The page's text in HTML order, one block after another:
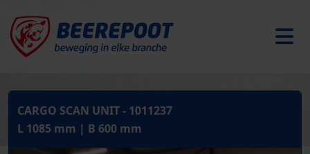
CARGO SCAN UNIT - 1011237
L 1085 mm | B 600 mm